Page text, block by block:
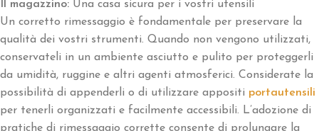
Il magazzino: Una casa sicura per i vostri utensili
Un corretto rimessaggio è fondamentale per preservare la
qualità dei vostri strumenti. Quando non vengono utilizzati,
conservateli in un ambiente asciutto e pulito per proteggerli
da umidità, ruggine e altri agenti atmosferici. Considerate la
possibilità di appenderli o di utilizzare appositi portautensili
per tenerli organizzati e facilmente accessibili. L’adozione di
pratiche di rimessaggio corrette consente di prolungare la